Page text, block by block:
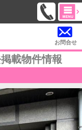
お問合せ
載物件情報